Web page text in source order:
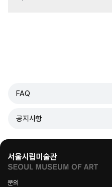
FAQ
공지사항
문의